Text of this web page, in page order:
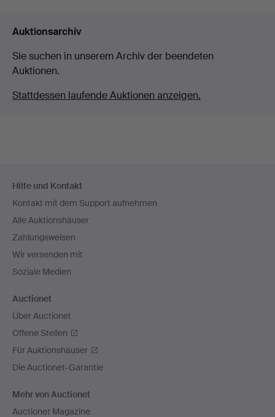
Auktionsarchiv
Sie suchen in unserem Archiv der beendeten
Auktionen.
Stattdessen laufende Auktionen anzeigen.
Navigation
Hilfe und Kontakt
Kontakt mit dem Support aufnehmen
Alle Auktionshäuser
Zahlungsweisen
Wir versenden mit
Soziale Medien
Auctionet
Über Auctionet
Offene Stellen
Für Auktionshäuser
Die Auctionet-Garantie
Mehr von Auctionet
Auctionet Magazine